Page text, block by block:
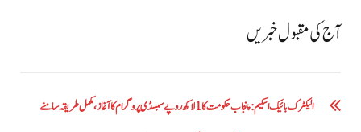
آج کی مقبول خبریں
الیکٹرک بائیک اسکیم: پنجاب حکومت کا1 لاکھ روپے سبسڈی پروگرام کا آغاز ،مکمل طریقہ سامنے